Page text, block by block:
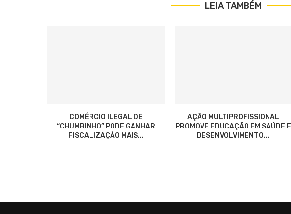
LEIA TAMBÉM
COMÉRCIO ILEGAL DE
“CHUMBINHO” PODE GANHAR
FISCALIZAÇÃO MAIS...
AÇÃO MULTIPROFISSIONAL
PROMOVE EDUCAÇÃO EM SAÚDE E
DESENVOLVIMENTO...